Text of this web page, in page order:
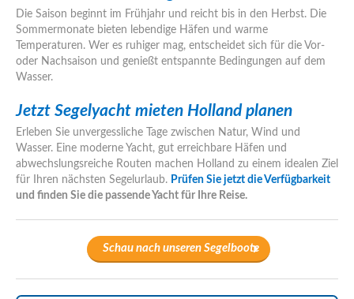
Die Saison beginnt im Frühjahr und reicht bis in den Herbst. Die
Sommermonate bieten lebendige Häfen und warme
Temperaturen. Wer es ruhiger mag, entscheidet sich für die Vor-
oder Nachsaison und genießt entspannte Bedingungen auf dem
Wasser.
Jetzt Segelyacht mieten Holland planen
Erleben Sie unvergessliche Tage zwischen Natur, Wind und
Wasser. Eine moderne Yacht, gut erreichbare Häfen und
abwechslungsreiche Routen machen Holland zu einem idealen Ziel
für Ihren nächsten Segelurlaub. Prüfen Sie jetzt die Verfügbarkeit
und finden Sie die passende Yacht für Ihre Reise.
Schau nach unseren Segelboote